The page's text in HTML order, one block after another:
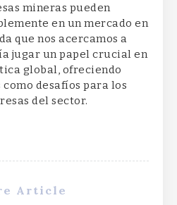
mineras pueden
en un mercado en
que nos acercamos a
jugar un papel crucial en
global, ofreciendo
desafíos para los
del sector.
Article